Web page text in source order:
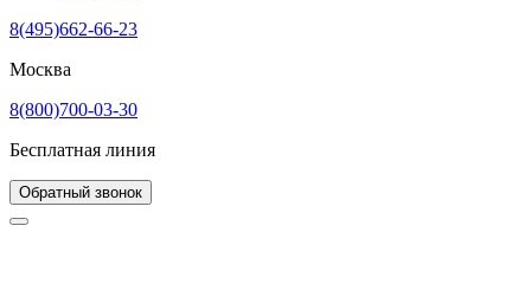
8(495)662-66-23
Москва
8(800)700-03-30
Бесплатная линия
Обратный звонок